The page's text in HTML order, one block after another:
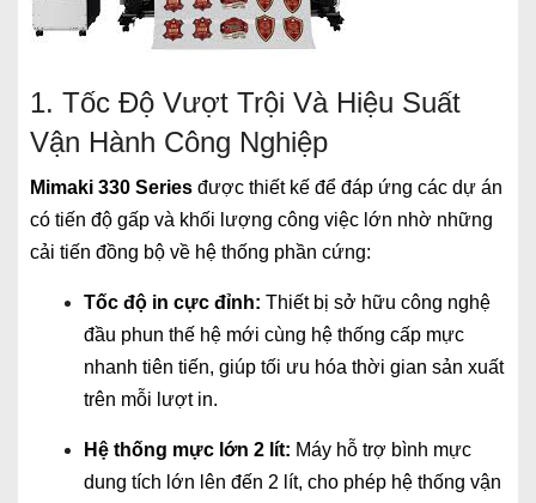
1. Tốc Độ Vượt Trội Và Hiệu Suất
Vận Hành Công Nghiệp
Mimaki 330 Series được thiết kế để đáp ứng các dự án
có tiến độ gấp và khối lượng công việc lớn nhờ những
cải tiến đồng bộ về hệ thống phần cứng:
Tốc độ in cực đỉnh: Thiết bị sở hữu công nghệ
đầu phun thế hệ mới cùng hệ thống cấp mực
nhanh tiên tiến, giúp tối ưu hóa thời gian sản xuất
trên mỗi lượt in.
Hệ thống mực lớn 2 lít: Máy hỗ trợ bình mực
dung tích lớn lên đến 2 lít, cho phép hệ thống vận